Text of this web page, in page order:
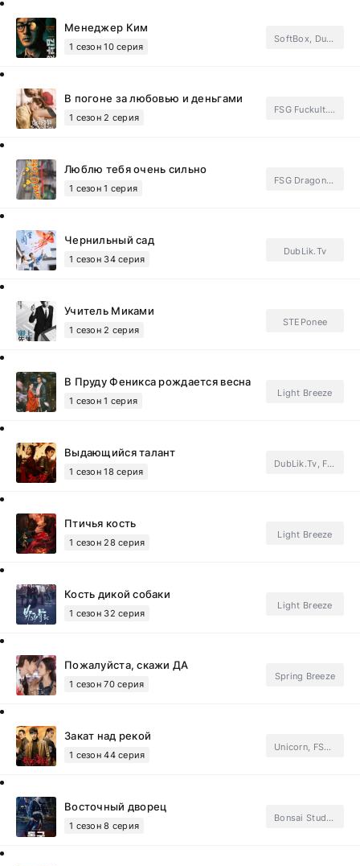
Менеджер Ким
1 сезон 10 серия
SoftBox, DubLik.Tv
В погоне за любовью и деньгами
1 сезон 2 серия
FSG Fuckult.Subtitles
Люблю тебя очень сильно
1 сезон 1 серия
FSG Dragon Fruit.Subtitles
Чернильный сад
1 сезон 34 серия
DubLik.Tv
Учитель Миками
1 сезон 2 серия
STEPonee
В Пруду Феникса рождается весна
1 сезон 1 серия
Light Breeze
Выдающийся талант
1 сезон 18 серия
DubLik.Tv, FSG SecretStory.Subtitles
Птичья кость
1 сезон 28 серия
Light Breeze
Кость дикой собаки
1 сезон 32 серия
Light Breeze
Пожалуйста, скажи ДА
1 сезон 70 серия
Spring Breeze
Закат над рекой
1 сезон 44 серия
Unicorn, FSG Last Snow.Subtitles
Восточный дворец
1 сезон 8 серия
Bonsai Studio, DubLik.Tv, Unicorn, LE-Vitation, Netflix.Subtitles